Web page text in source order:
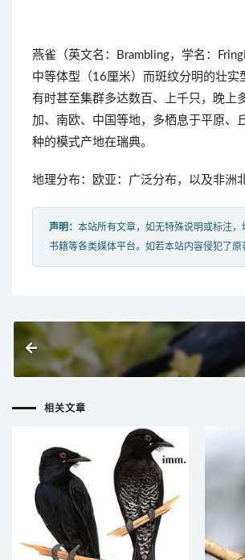
燕雀（英文名：Brambling，学名：
中等体型（16厘米）而斑纹分明的壮实
有时甚至集群多达数百、上千只，晚上
加、南欧、中国等地，多栖息于平原、
种的模式产地在瑞典。
地理分布：欧亚：广泛分布，以及非洲
声明： 本站所有文章，如无特殊说明或标注
书籍等各类媒体平台。如若本站内容侵犯了原
相关文章